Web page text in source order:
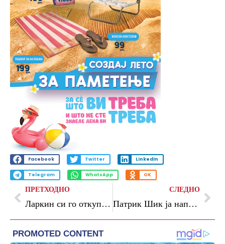
Facebook Twitter LinkedIn
Telegram WhatsApp OK
ПРЕТХОДНО
Ларкин си го откупи договорот и го напушти Ефес
СЛЕДНО
Патрик Шик ја напушти репрезентацијата на Чешка